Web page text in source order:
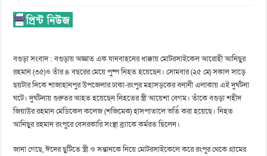
বগুড়া সংবাদ : বগুড়ায় অজ্ঞাত এক যানবাহনের ধাক্কায় মোটরসাইকেল আরোহী আনিছুর
রহমান (৩৫)ও তাঁর ৪ বছরের মেয়ে পুষ্প নিহত হয়েছেন। সোমবার (২৫ মে) সকাল সাড়ে
ছয়টার দিকে শাজাহানপুর উপজেলার ঢাকা-রংপুর মহাসড়কের বনানী এলাকায় এই দুর্ঘটনা
ঘটে। দুর্ঘটনায় গুরুতর আহত হয়েছেন নিহতের স্ত্রী আয়েশা বেগম। তাঁকে বগুড়া শহীদ
জিয়াউর রহমান মেডিকেল কলেজ (শজিমেক) হাসপাতালে ভর্তি করা হয়েছে। নিহত
আনিছুর রহমান রংপুরে বেসরকারি সংস্থা ব্র্যাকে কর্মরত ছিলেন।
জানা গেছে, ঈদের ছুটিতে স্ত্রী ও সন্তানকে নিয়ে মোটরসাইকেলে করে রংপুর থেকে গ্রামের